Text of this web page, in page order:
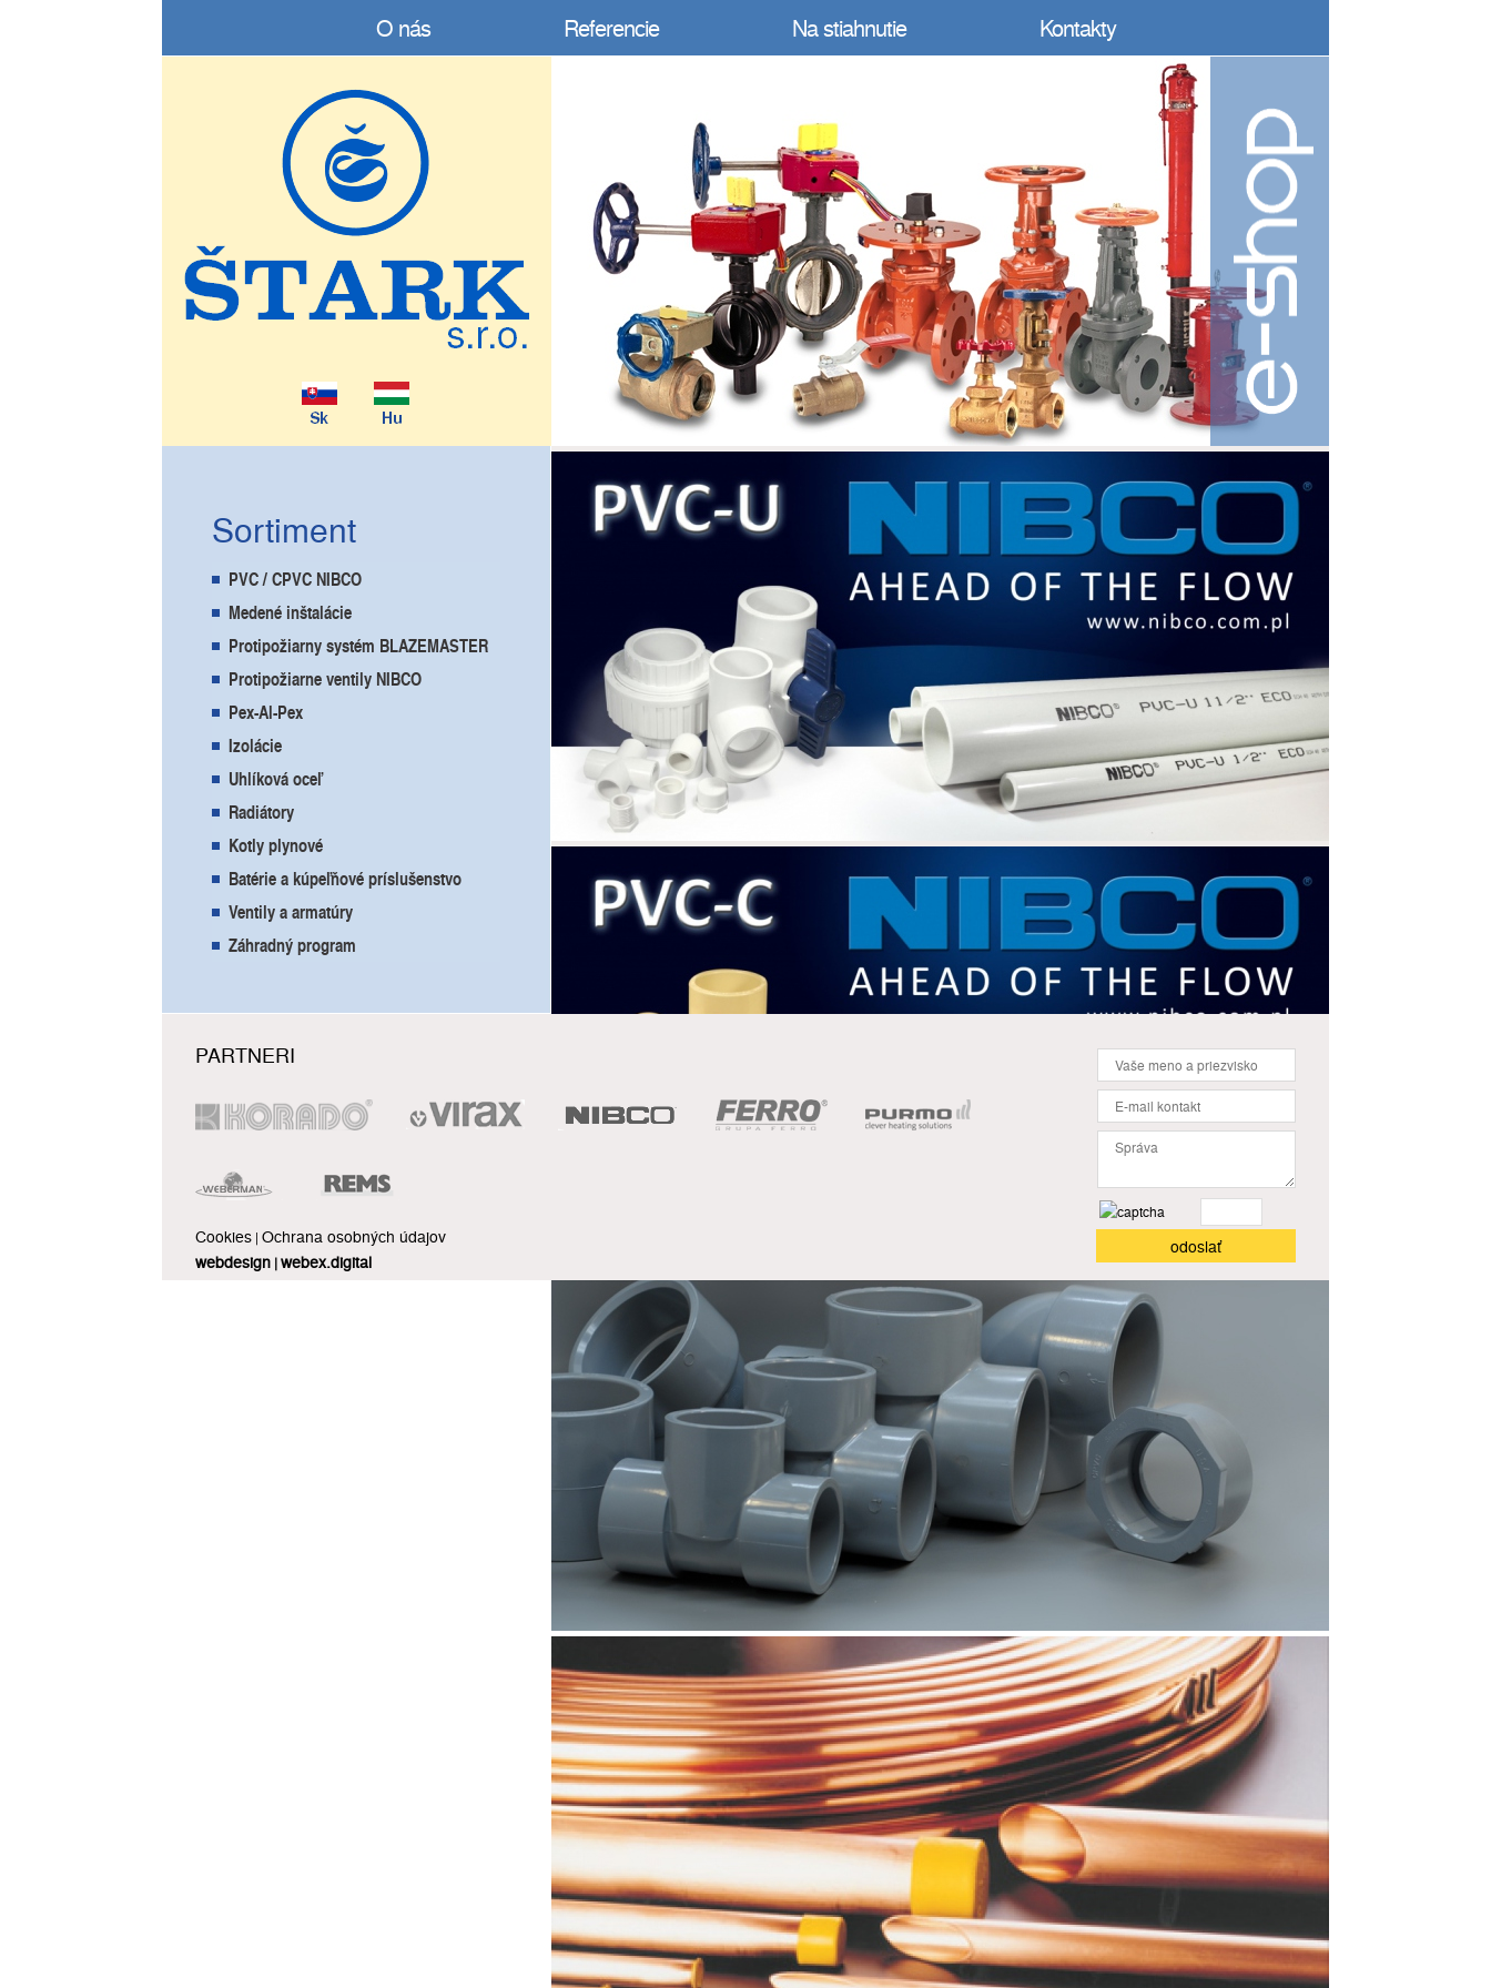
O nás Referencie Na stiahnutie Kontakty
Sortiment
PVC / CPVC NIBCO
Medené inštalácie
Protipožiarny systém BLAZEMASTER
Protipožiarne ventily NIBCO
Pex-Al-Pex
Izolácie
Uhlíková oceľ
Radiátory
Kotly plynové
Batérie a kúpeľňové príslušenstvo
Ventily a armatúry
Záhradný program
Výhody
Rýchla a jednoduchá montáž bez nutnosti používania špeciálneho náradia
Odolnosť voči usádzaniu sa vodného kameňa a iných nečistôt
Odolnosť voči korózii
Niekoľkokrát nižšia hmotnosť v porovnaní s tradičnými materiálmi
Veľmi hladké vnútorné steny trubky - zníženie prietokových bariér. Možnosť znížiť priemer
potrubia.
PARTNERI
Cookies | Ochrana osobných údajov
webdesign |webex.digital